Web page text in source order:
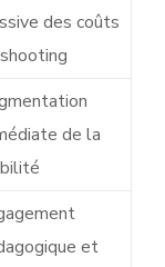
des coûts
de la
et